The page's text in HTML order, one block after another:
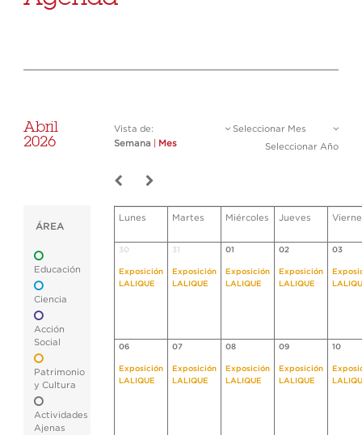
Abril
2026
Vista de:
Semana
Mes
Seleccionar Mes
Seleccionar Año
ÁREA
Educación
Ciencia
Acción
Social
Patrimonio
y Cultura
Actividades
Ajenas
Lunes Martes Miércoles Jueves
30
Exposición
LALIQUE
31
Exposición
LALIQUE
01
Exposición
LALIQUE
02
Exposición
LALIQUE
03
06
Exposición
LALIQUE
07
Exposición
LALIQUE
08
Exposición
LALIQUE
09
Exposición
LALIQUE
10